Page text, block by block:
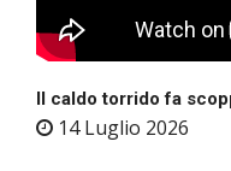
Il caldo torrido fa
14 Luglio 2026